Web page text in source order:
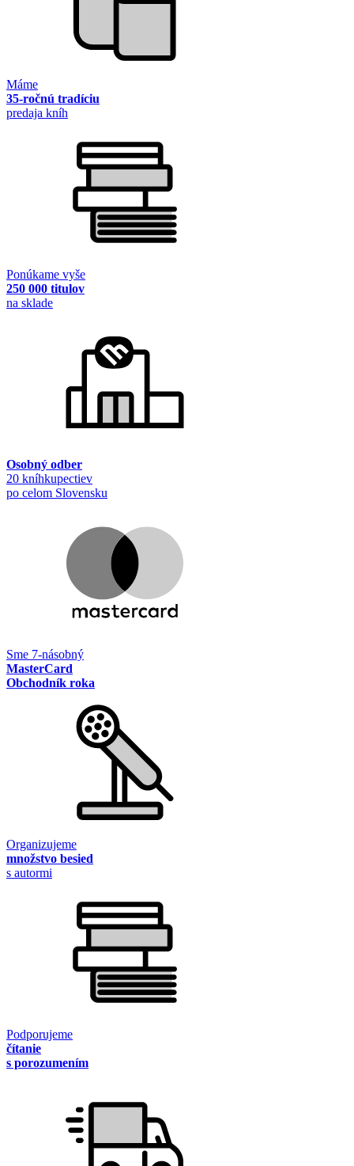
Máme
35-ročnú tradíciu
predaja kníh
Ponúkame vyše
250 000 titulov
na sklade
Osobný odber
20 kníhkupectiev
po celom Slovensku
Sme 7-násobný
MasterCard
Obchodník roka
Organizujeme
množstvo besied
s autormi
Podporujeme
čítanie
s porozumením